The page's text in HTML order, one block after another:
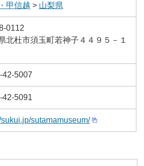
甲信越 > 山梨県
0112
北杜市須玉町若神子４４９５－１
42-5007
42-5091
sukui.jp/sutamamuseum/